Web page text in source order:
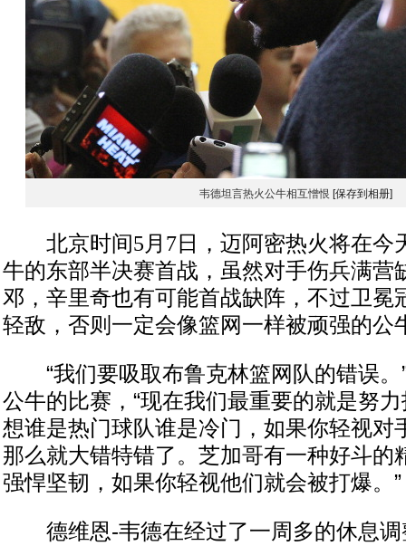
韦德坦言热火公牛相互憎恨 [保存到相册]
北京时间5月7日，迈阿密热火将在今
牛的东部半决赛首战，虽然对手伤兵满营
邓，辛里奇也有可能首战缺阵，不过卫冕
轻敌，否则一定会像篮网一样被顽强的公
“我们要吸取布鲁克林篮网队的错误。
公牛的比赛，“现在我们最重要的就是努
想谁是热门球队谁是冷门，如果你轻视对
那么就大错特错了。芝加哥有一种好斗的
强悍坚韧，如果你轻视他们就会被打爆。”
德维恩-韦德在经过了一周多的休息调